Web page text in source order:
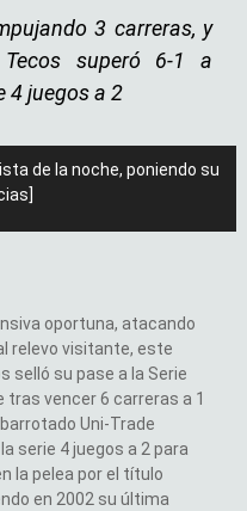
3 carreras, y
superó 6-1 a
4 juegos a 2
de la noche, poniendo su
oportuna, atacando
relevo visitante, este
selló su pase a la Serie
tras vencer 6 carreras a 1
Uni-Trade
serie 4 juegos a 2 para
la pelea por el título
en 2002 su última